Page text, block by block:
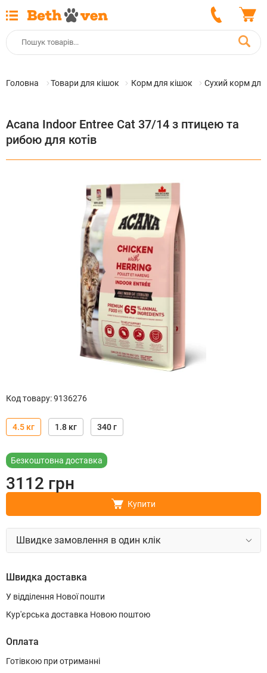
Головна Товари для кішок Корм для кішок Сухий корм для
Acana Indoor Entree Cat 37/14 з птицею та
рибою для котів
Код товару:9136276
4.5 кг 1.8 кг 340 г
Безкоштовна доставка
3112 грн
Купити
Швидке замовлення в один клік
Швидка доставка
У відділення Нової пошти
Кур'єрська доставка Новою поштою
Оплата
Готівкою при отриманні